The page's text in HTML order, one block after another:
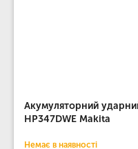
Акумуляторний
HP347DWE Makita
Немає в наявності